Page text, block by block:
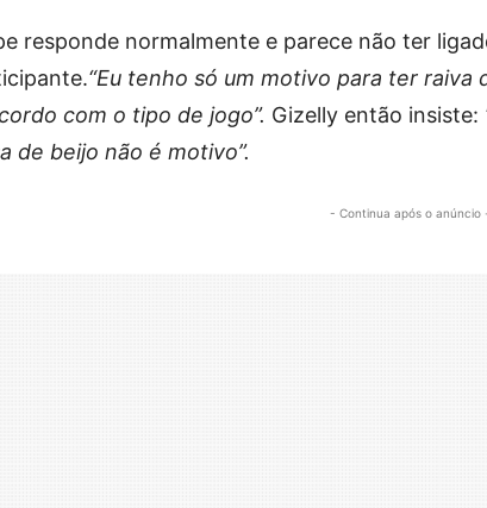
responde normalmente e parece não ter
“Eu tenho só um motivo para ter raiva
com o tipo de jogo”. Gizelly então insiste:
de beijo não é motivo”.
- Continua após o anúncio